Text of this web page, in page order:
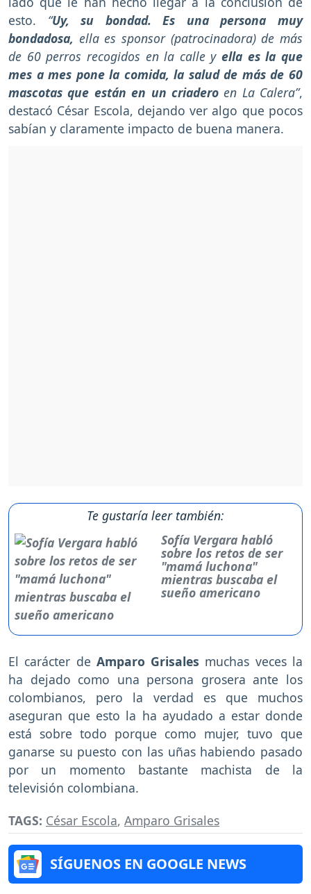
esto. “Uy, su bondad. Es una persona muy
bondadosa, ella es sponsor (patrocinadora) de más
de 60 perros recogidos en la calle yella es la que
mes a mes pone la comida, la salud de más de 60
mascotas que están en un criaderoen La Calera”,
destacó César Escola, dejando ver algo que pocos
sabían y claramente impacto de buena manera.
Te gustaría leer también:
Sofía Vergara habló
sobre los retos de ser
"mamá luchona"
mientras buscaba el
sueño americano
El carácter de Amparo Grisales muchas veces la
ha dejado como una persona grosera ante los
colombianos, pero la verdad es que muchos
aseguran que esto la ha ayudado a estar donde
está sobre todo porque como mujer, tuvo que
ganarse su puesto con las uñas habiendo pasado
por un momento bastante machista de la
televisión colombiana.
TAGS: César Escola, Amparo Grisales
SÍGUENOS EN GOOGLE NEWS